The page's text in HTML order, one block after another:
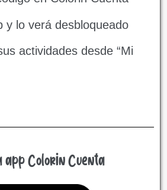
y lo verá desbloqueado
actividades desde “Mi
app Colorin Cuenta